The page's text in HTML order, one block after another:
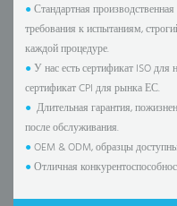
●Стандартная
требования к испытаниям,
каждой процедуре.
●У нас есть сертификат ISO для
сертификат CPI для рынка ЕС.
● Длительная гарантия,
после обслуживания.
●OEM & ODM, образцы
●Отличная